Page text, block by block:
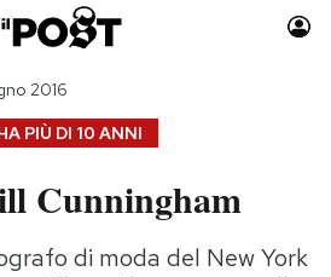
Auto
Moda
Consumismi
PIÙ DI 10 ANNI
2016
Cunningham
di moda del New York